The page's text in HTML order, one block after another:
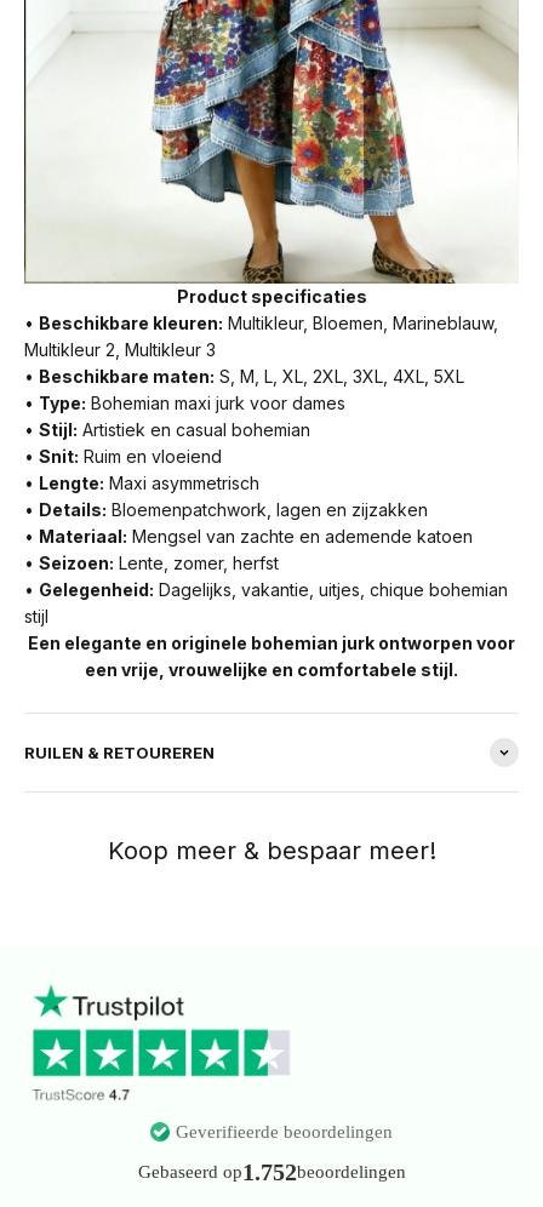
Product specificaties
• Beschikbare kleuren: Multikleur, Bloemen, Marineblauw,
Multikleur 2, Multikleur 3
• Beschikbare maten: S, M, L, XL, 2XL, 3XL, 4XL, 5XL
• Type: Bohemian maxi jurk voor dames
• Stijl: Artistiek en casual bohemian
• Snit: Ruim en vloeiend
• Lengte: Maxi asymmetrisch
• Details: Bloemenpatchwork, lagen en zijzakken
• Materiaal: Mengsel van zachte en ademende katoen
• Seizoen: Lente, zomer, herfst
• Gelegenheid: Dagelijks, vakantie, uitjes, chique bohemian
stijl
Een elegante en originele bohemian jurk ontworpen voor
een vrije, vrouwelijke en comfortabele stijl.
RUILEN & RETOUREREN
Geverifieerde beoordelingen
Gebaseerd op1.752beoordelingen